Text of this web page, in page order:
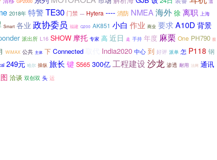
2018年 特警 TE30 门禁 --- Hytera ---- 消防 NMEA海外 徐 离职 上海
Smart 各业 政协委员 福建 Q200 AK851 小白 作业 商业 要求A10D 背景
派出所 L16 SHOW 摩托 专家 高 近日 走 手持 年度 麻栗 One PH790 股
WiMAX 公共 主体 下 Connected India2020 中心 到 好评 派单 怎 P118 钢
249元 哈尔 操纵 旅长 键 S565 300亿 工程建设 沙龙 渗透 耐用 法网 通讯
洽谈 双创双 头 运